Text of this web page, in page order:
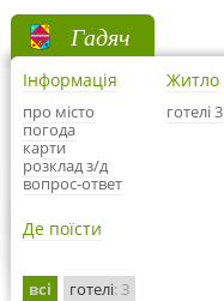
Гадяч
Інформація
про місто
погода
карти
розклад з/д
вопрос-ответ
Житло
готелі 3
Де поїсти
всі готелі: 3